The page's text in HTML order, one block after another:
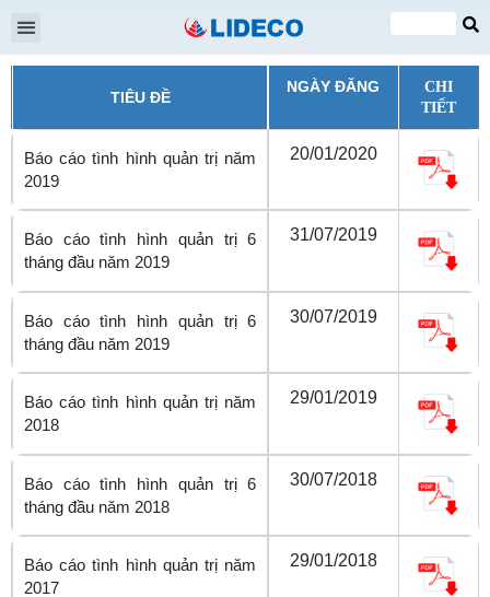
VI
EN
TIÊU ĐỀ
NGÀY ĐĂNG
CHI
TIẾT
Báo cáo tình hình quản trị năm
2019
20/01/2020
Báo cáo tình hình quản trị 6
tháng đầu năm 2019
31/07/2019
Báo cáo tình hình quản trị 6
tháng đầu năm 2019
30/07/2019
Báo cáo tình hình quản trị năm
2018
29/01/2019
Báo cáo tình hình quản trị 6
tháng đầu năm 2018
30/07/2018
Báo cáo tình hình quản trị năm
2017
29/01/2018